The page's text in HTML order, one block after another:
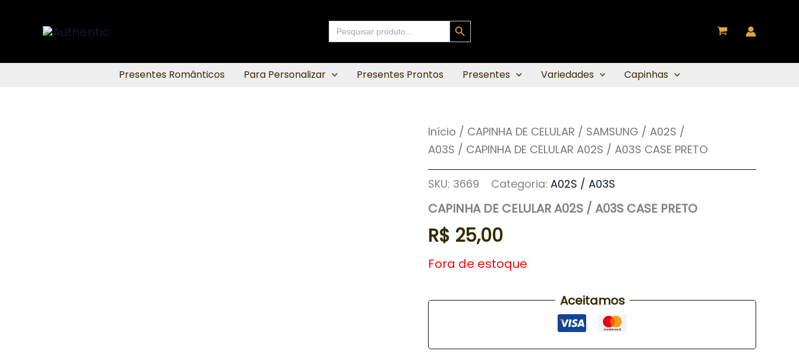
conteúdo
Search
for:
Search Button
Presentes Românticos Para Personalizar Presentes Prontos Presentes Variedades Capinhas
Início / CAPINHA DE CELULAR / SAMSUNG / A02S /
A03S / CAPINHA DE CELULAR A02S / A03S CASE PRETO
SKU: 3669 Categoria: A02S / A03S
CAPINHA DE CELULAR A02S / A03S CASE PRETO
R$ 25,00
Fora de estoque
Aceitamos